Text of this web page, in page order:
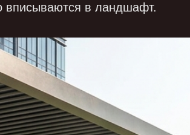
вписываются в ландшафт.